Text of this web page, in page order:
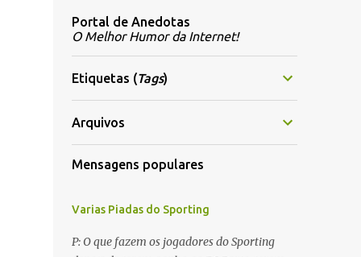
Portal de Anedotas
O Melhor Humor da Internet!
Etiquetas (Tags)
Arquivos
Mensagens populares
Varias Piadas do Sporting
P: O que fazem os jogadores do Sporting